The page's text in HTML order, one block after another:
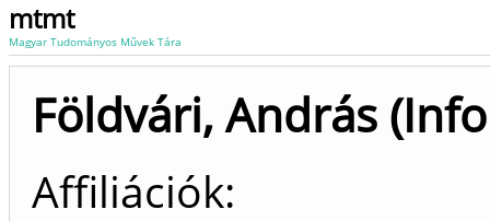
mtmt
Magyar Tudományos Művek Tára
Földvári, András
Affiliációk